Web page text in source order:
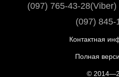
(097) 765-43-28(Viber)
(097) 845-
Контактная
Полная
©